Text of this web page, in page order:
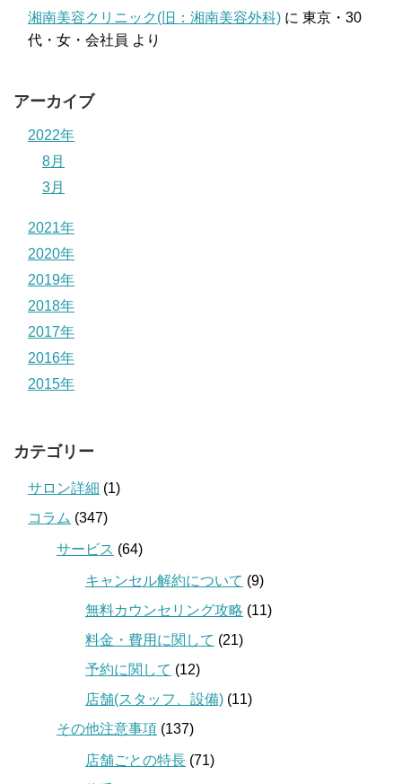
湘南美容クリニック(旧：湘南美容外科) に 東京・30
代・女・会社員 より
アーカイブ
2022年
8月
3月
2021年
2020年
2019年
2018年
2017年
2016年
2015年
カテゴリー
サロン詳細 (1)
コラム (347)
サービス (64)
キャンセル解約について (9)
無料カウンセリング攻略 (11)
料金・費用に関して (21)
予約に関して (12)
店舗(スタッフ、設備) (11)
その他注意事項 (137)
店舗ごとの特長 (71)